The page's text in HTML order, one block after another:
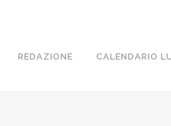
REDAZIONE CALENDARIO